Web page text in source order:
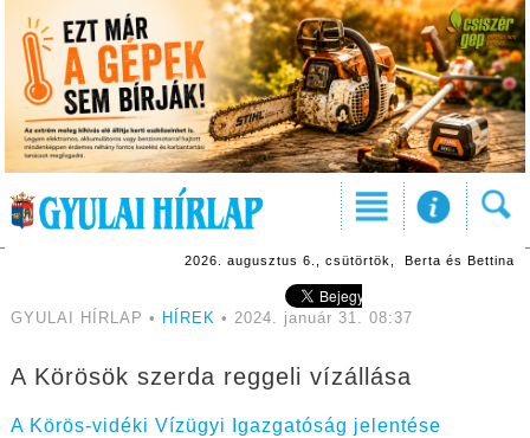
2026. augusztus 6., csütörtök, Berta és Bettina
GYULAI HÍRLAP • HÍREK • 2024. január 31. 08:37
A Körösök szerda reggeli vízállása
A Körös-vidéki Vízügyi Igazgatóság jelentése